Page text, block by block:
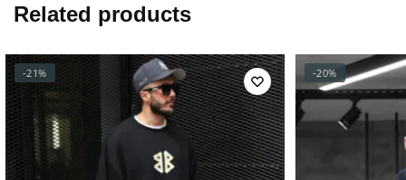
Related products
-21% -20%